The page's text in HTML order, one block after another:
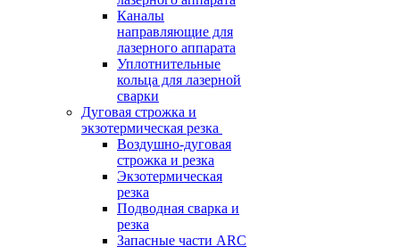
Каналы
направляющие для
лазерного аппарата
Уплотнительные
кольца для лазерной
сварки
Дуговая строжка и
экзотермическая резка
Воздушно-дуговая
строжка и резка
Экзотермическая
резка
Подводная сварка и
резка
Запасные части ARC